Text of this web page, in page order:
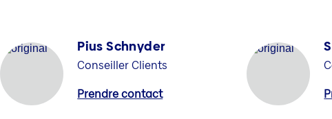
Pius Schnyder
Conseiller Clients
Prendre contact